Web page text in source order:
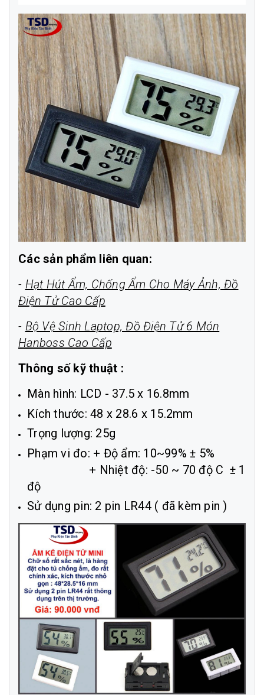
Các sản phẩm liên quan:
- Hạt Hút Ẩm, Chống Ẩm Cho Máy Ảnh, Đồ
Điện Tử Cao Cấp
- Bộ Vệ Sinh Laptop, Đồ Điện Tử 6 Món
Hanboss Cao Cấp
Thông số kỹ thuật :
Màn hình: LCD - 37.5 x 16.8mm
Kích thước: 48 x 28.6 x 15.2mm
Trọng lượng: 25g
Phạm vi đo: + Độ ẩm: 10~99% ± 5%
+ Nhiệt độ: -50 ~ 70 độ C ± 1
độ
Sử dụng pin: 2 pin LR44 ( đã kèm pin )